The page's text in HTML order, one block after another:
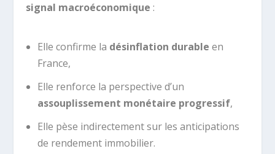
signal macroéconomique :
Elle confirme la désinflation durable en
France,
Elle renforce la perspective d’un
assouplissement monétaire progressif,
Elle pèse indirectement sur les anticipations
de rendement immobilier.